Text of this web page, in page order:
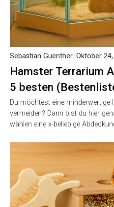
Hamster Terrarium
5 besten
Sebastian Guenther Oktober
Du möchtest eine
vermeiden? Dann bist du hier
wählen eine x-beliebige